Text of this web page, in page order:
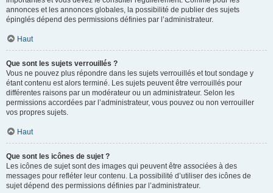
annonces et les annonces globales, la possibilité de publier des sujets
épinglés dépend des permissions définies par l’administrateur.
Haut
Que sont les sujets verrouillés ?
Vous ne pouvez plus répondre dans les sujets verrouillés et tout sondage y
étant contenu est alors terminé. Les sujets peuvent être verrouillés pour
différentes raisons par un modérateur ou un administrateur. Selon les
permissions accordées par l’administrateur, vous pouvez ou non verrouiller
vos propres sujets.
Haut
Que sont les icônes de sujet ?
Les icônes de sujet sont des images qui peuvent être associées à des
messages pour refléter leur contenu. La possibilité d’utiliser des icônes de
sujet dépend des permissions définies par l’administrateur.